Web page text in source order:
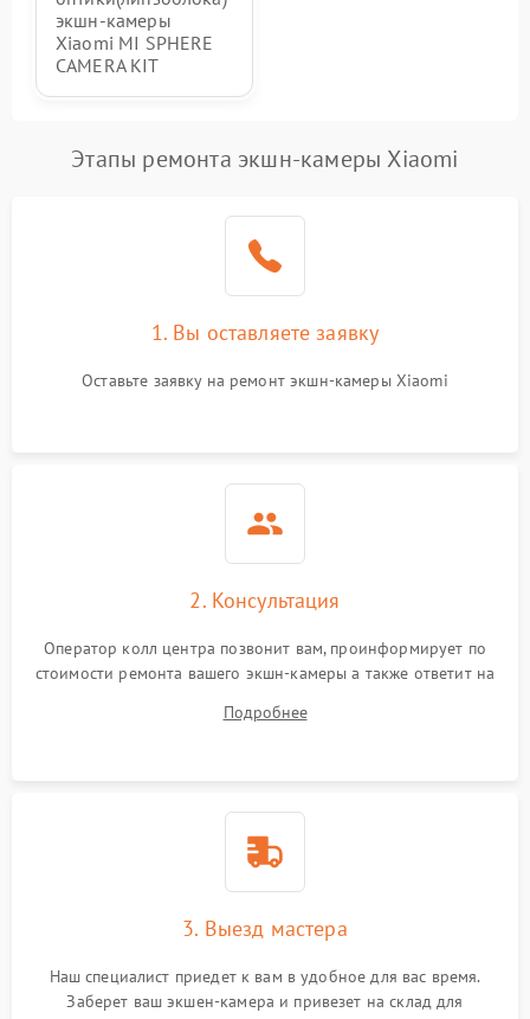
экшн-камеры
Xiaomi MI SPHERE
CAMERA KIT
Этапы ремонта экшн-камеры Xiaomi
1. Вы оставляете заявку
Оставьте заявку на ремонт экшн-камеры Xiaomi
2. Консультация
Оператор колл центра позвонит вам, проинформирует по
стоимости ремонта вашего экшн-камеры а также ответит на
Подробнее
3. Выезд мастера
Наш специалист приедет к вам в удобное для вас время.
Заберет ваш экшен-камера и привезет на склад для